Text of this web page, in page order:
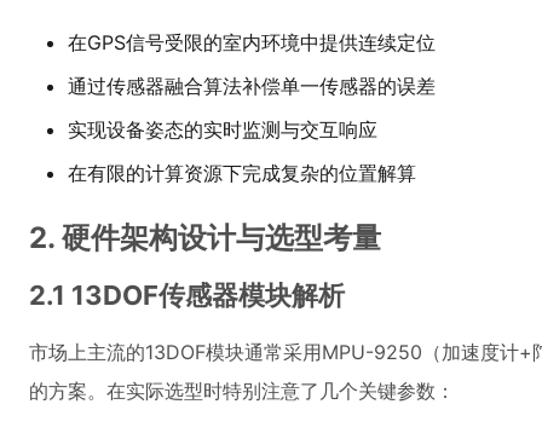
在GPS信号受限的室内环境中提供连续定位
通过传感器融合算法补偿单一传感器的误差
实现设备姿态的实时监测与交互响应
在有限的计算资源下完成复杂的位置解算
2. 硬件架构设计与选型考量
2.1 13DOF传感器模块解析
市场上主流的13DOF模块通常采用MPU-9250（加速度计
的方案。在实际选型时特别注意了几个关键参数：